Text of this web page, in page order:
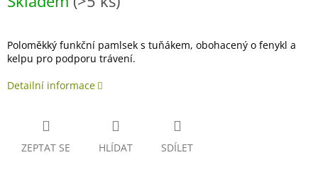
Poloměkký funkční pamlsek s tuňákem, obohacený o fenykl a
kelpu pro podporu trávení.
Detailní informace
ZEPTAT SE HLÍDAT SDÍLET